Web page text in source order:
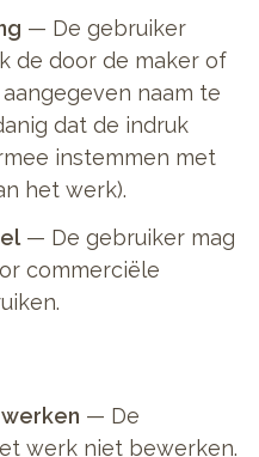
— De gebruiker
de door de maker of
naam te
dat de indruk
instemmen met
het werk).
— De gebruiker mag
commerciële
— De
werk niet bewerken.